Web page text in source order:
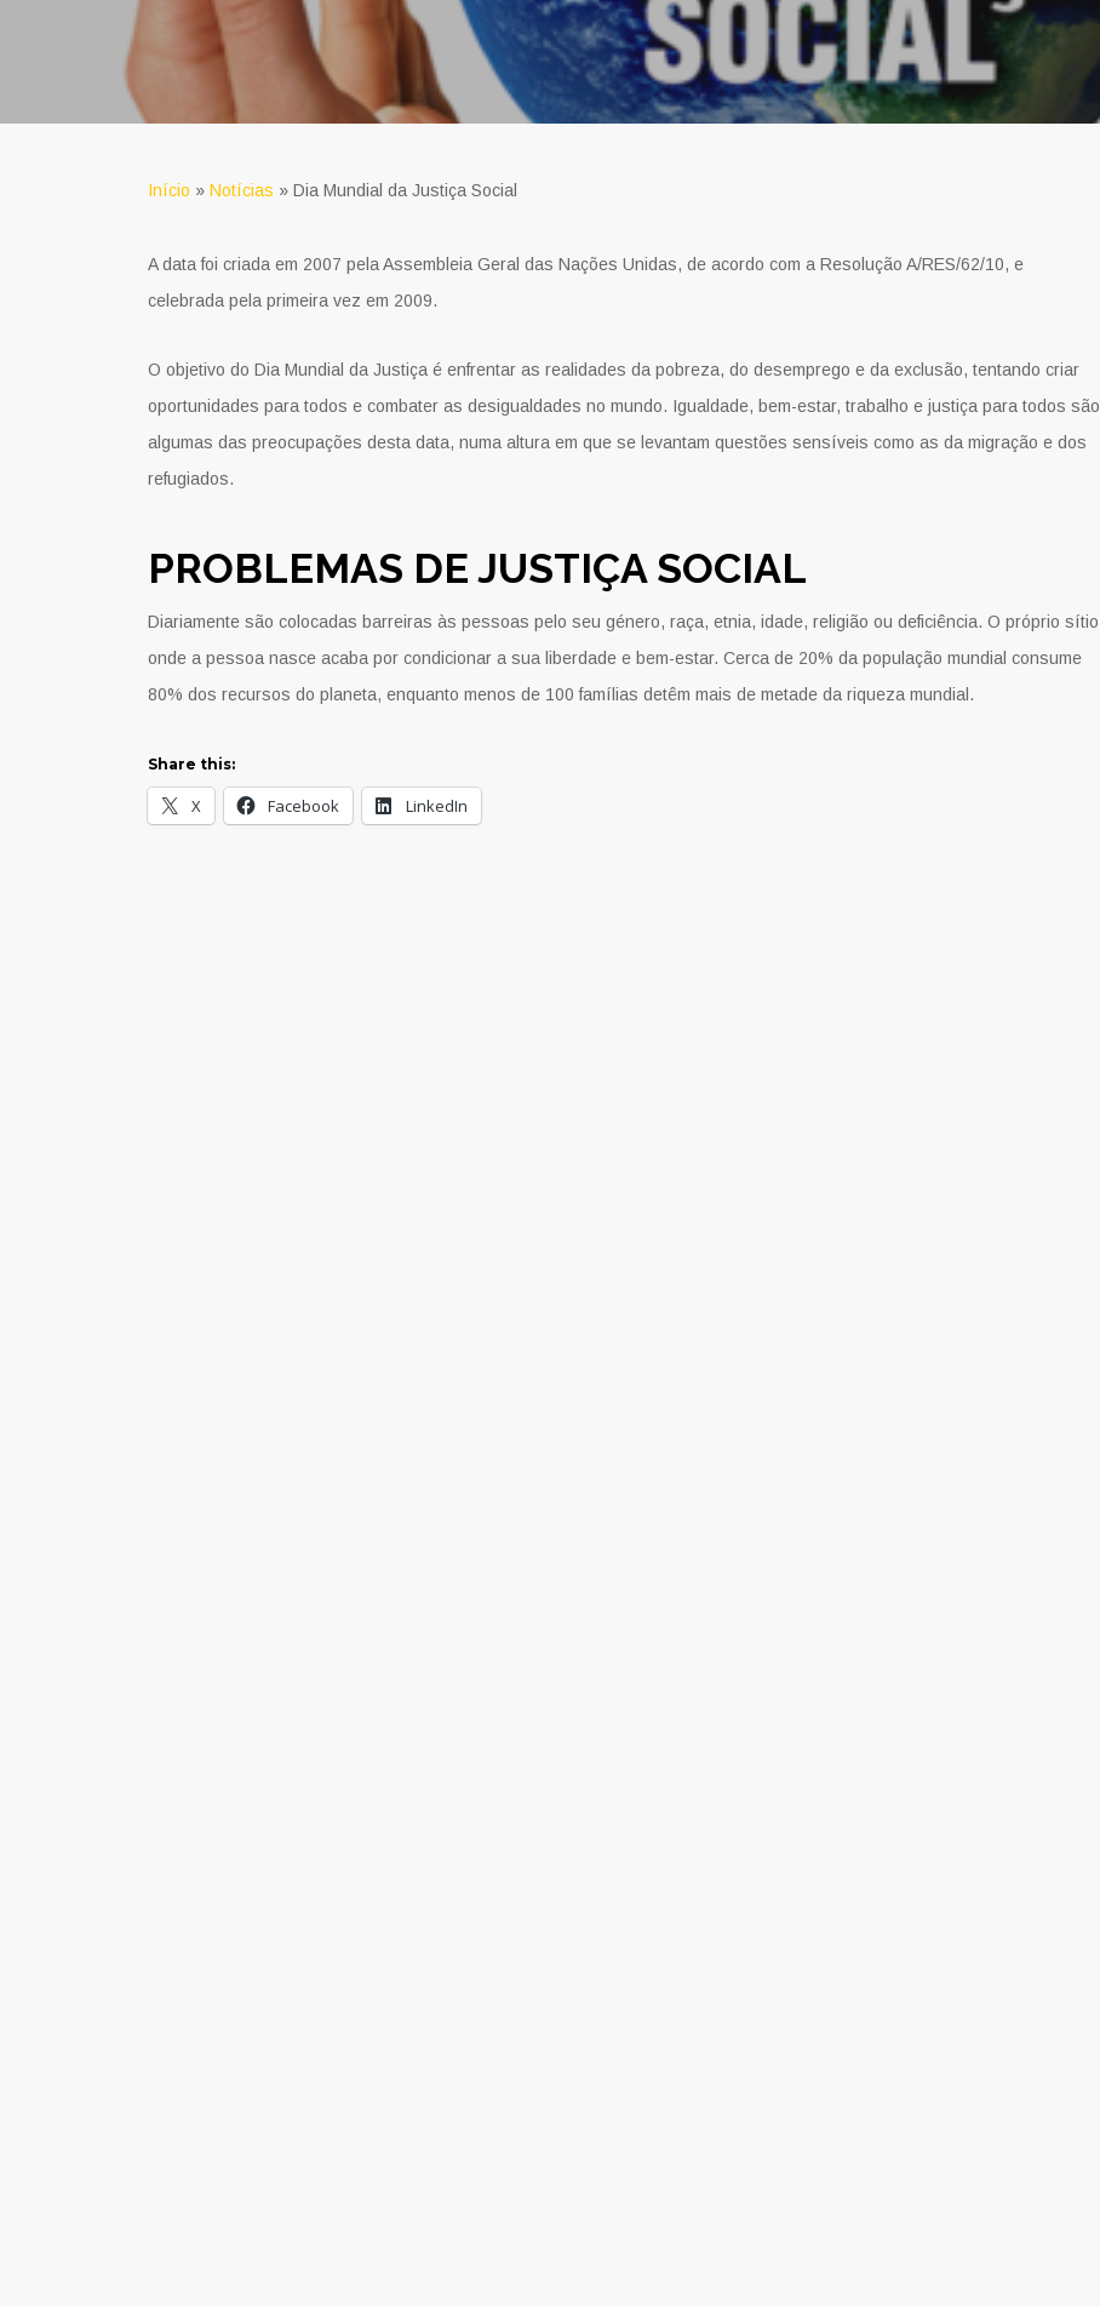
Início » Notícias » Dia Mundial da Justiça Social
A data foi criada em 2007 pela Assembleia Geral das Nações Unidas, de acordo com a Resolução A/RES/62/10, e
celebrada pela primeira vez em 2009.
O objetivo do Dia Mundial da Justiça é enfrentar as realidades da pobreza, do desemprego e da exclusão, tentando criar
oportunidades para todos e combater as desigualdades no mundo. Igualdade, bem-estar, trabalho e justiça para todos são
algumas das preocupações desta data, numa altura em que se levantam questões sensíveis como as da migração e dos
refugiados.
PROBLEMAS DE JUSTIÇA SOCIAL
Diariamente são colocadas barreiras às pessoas pelo seu género, raça, etnia, idade, religião ou deficiência. O próprio sítio
onde a pessoa nasce acaba por condicionar a sua liberdade e bem-estar. Cerca de 20% da população mundial consume
80% dos recursos do planeta, enquanto menos de 100 famílias detêm mais de metade da riqueza mundial.
Share this:
X Facebook LinkedIn